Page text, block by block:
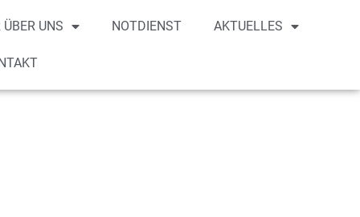
ÜBER UNS NOTDIENST AKTUELLES